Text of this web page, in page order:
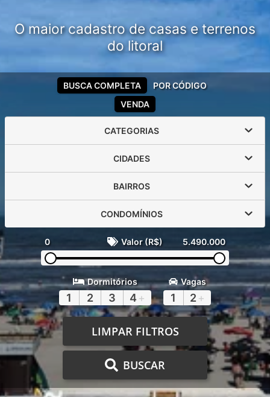
O maior cadastro de casas e terrenos
do litoral
VENDA
BUSCA COMPLETA POR CÓDIGO
CATEGORIAS
CIDADES
BAIRROS
CONDOMÍNIOS
0 Valor (R$) 5.490.000
Dormitórios
1 2 3 4 +
Vagas
1 2 +
LIMPAR FILTROS
BUSCAR